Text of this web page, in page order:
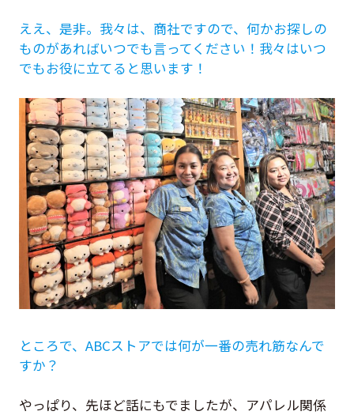
ええ、是非。我々は、商社ですので、何かお探しの
ものがあればいつでも言ってください！我々はいつ
でもお役に立てると思います！
ところで、ABCストアでは何が一番の売れ筋なんで
すか？
やっぱり、先ほど話にもでましたが、アパレル関係